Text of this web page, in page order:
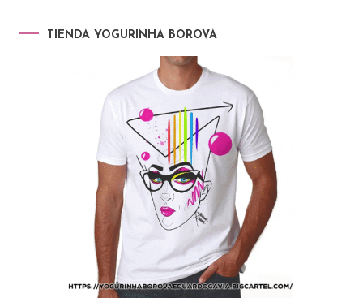
TIENDA YOGURINHA BOROVA